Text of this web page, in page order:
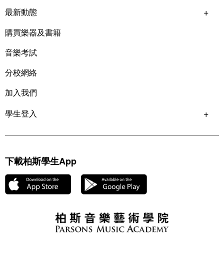
最新動態
購買樂器及書籍
音樂考試
分校網絡
加入我們
學生登入
下載柏斯學生App